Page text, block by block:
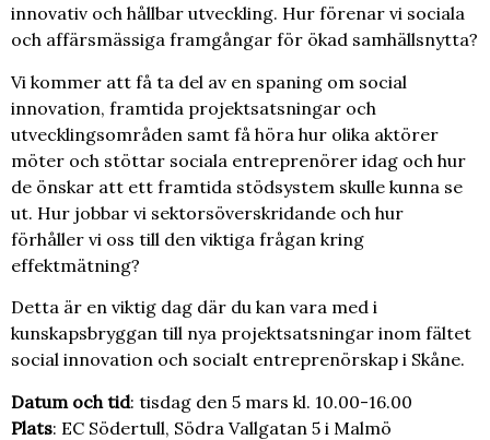
innovativ och hållbar utveckling. Hur förenar vi sociala
och affärsmässiga framgångar för ökad samhällsnytta?
Vi kommer att få ta del av en spaning om social
innovation, framtida projektsatsningar och
utvecklingsområden samt få höra hur olika aktörer
möter och stöttar sociala entreprenörer idag och hur
de önskar att ett framtida stödsystem skulle kunna se
ut. Hur jobbar vi sektorsöverskridande och hur
förhåller vi oss till den viktiga frågan kring
effektmätning?
Detta är en viktig dag där du kan vara med i
kunskapsbryggan till nya projektsatsningar inom fältet
social innovation och socialt entreprenörskap i Skåne.
Datum och tid: tisdag den 5 mars kl. 10.00-16.00
Plats: EC Södertull, Södra Vallgatan 5 i Malmö